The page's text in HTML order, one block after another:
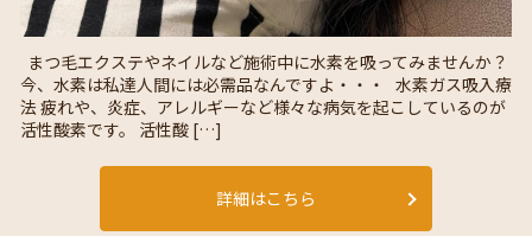
まつ毛エクステやネイルなど施術中に水素を吸ってみませんか？
今、水素は私達人間には必需品なんですよ・・・ 水素ガス吸入療
法 疲れや、炎症、アレルギーなど様々な病気を起こしているのが
活性酸素です。 活性酸 […]
詳細はこちら